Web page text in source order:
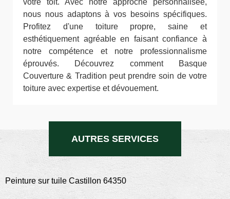
votre toit. Avec notre approche personnalisée,
nous nous adaptons à vos besoins spécifiques.
Profitez d'une toiture propre, saine et
esthétiquement agréable en faisant confiance à
notre compétence et notre professionnalisme
éprouvés. Découvrez comment Basque
Couverture & Tradition peut prendre soin de votre
toiture avec expertise et dévouement.
AUTRES SERVICES
Peinture sur tuile Castillon 64350